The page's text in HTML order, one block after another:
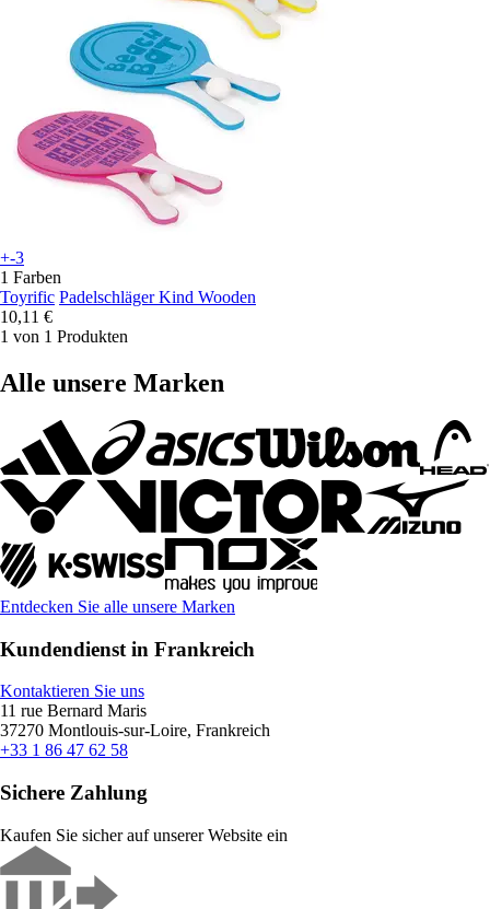
+-3
1 Farben
Toyrific Padelschläger Kind Wooden
10,11 €
1 von 1 Produkten
Alle unsere Marken
Entdecken Sie alle unsere Marken
Kundendienst in Frankreich
Kontaktieren Sie uns
11 rue Bernard Maris
37270 Montlouis-sur-Loire, Frankreich
+33 1 86 47 62 58
Sichere Zahlung
Kaufen Sie sicher auf unserer Website ein